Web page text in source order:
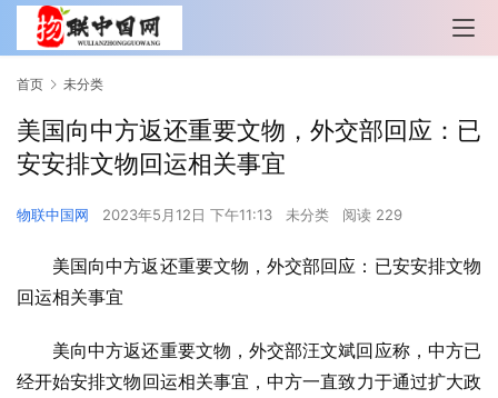
首页 未分类
美国向中方返还重要文物，外交部回应：已
安安排文物回运相关事宜
物联中国网 2023年5月12日 下午11:13 未分类 阅读 229
美国向中方返还重要文物，外交部回应：已安安排文物
回运相关事宜
美向中方返还重要文物，外交部汪文斌回应称，中方已
经开始安排文物回运相关事宜，中方一直致力于通过扩大政